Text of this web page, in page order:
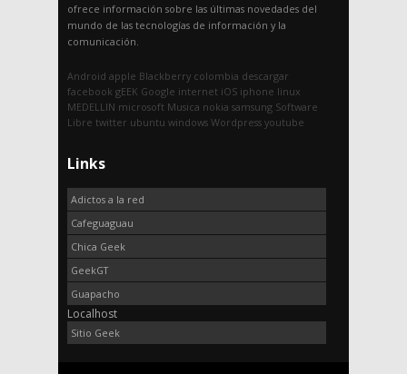
ofrece información sobre las últimas novedades del
mundo de las tecnologías de información y la
comunicación.
Android apple Blackberry colombia descargar
facebook gEEK Google internet iOS iphone linux
MEDELLIN microsoft Musica nokia samsung Software
Libre twitter ubuntu windows Wordpress youtube
Links
Adictos a la red
Cafeguaguau
Chica Geek
GeekGT
Guapacho
Localhost
Sitio Geek